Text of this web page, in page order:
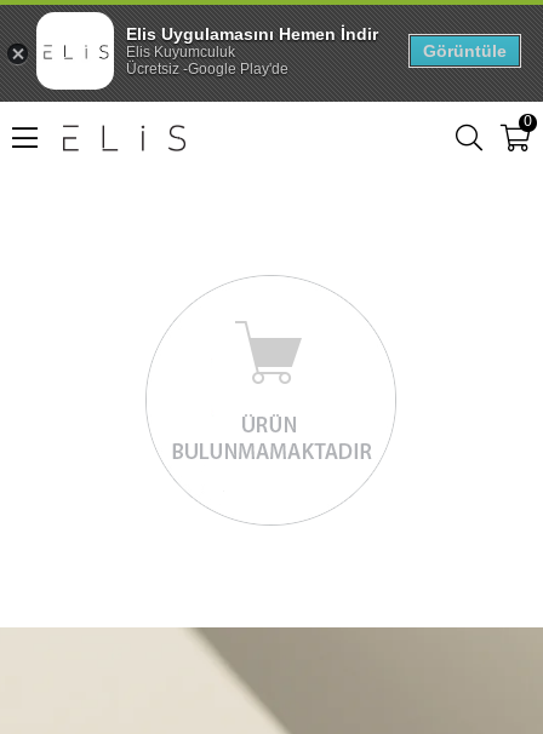
0
Elis Uygulamasını Hemen İndir
Elis Kuyumculuk
Ücretsiz -Google Play'de
Görüntüle